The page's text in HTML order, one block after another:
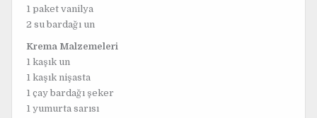
1 paket vanilya
2 su bardağı un
Krema Malzemeleri
1 kaşık un
1 kaşık nişasta
1 çay bardağı şeker
1 yumurta sarısı